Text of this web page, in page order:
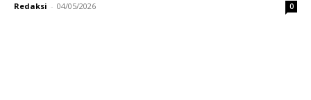
Redaksi - 04/05/2026 0